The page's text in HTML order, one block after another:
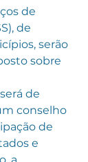
de
de
serão
sobre
de
conselho
de
e